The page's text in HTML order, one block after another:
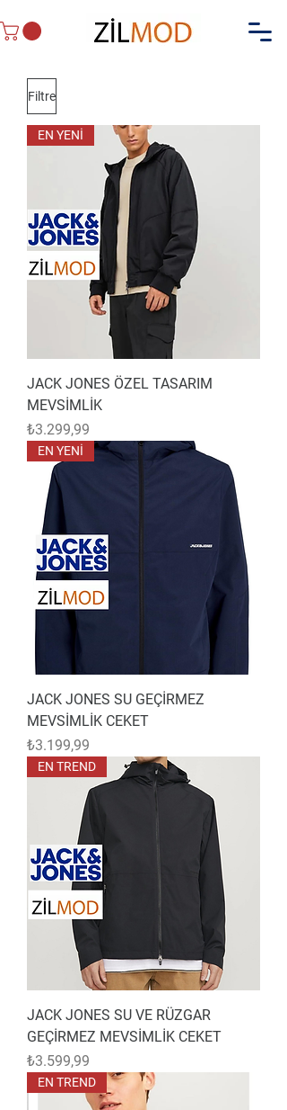
Filtre
EN YENİ
JACK JONES ÖZEL TASARIM
MEVSİMLİK
Fiyat
₺3.299,99
EN YENİ
JACK JONES SU GEÇİRMEZ
MEVSİMLİK CEKET
Fiyat
₺3.199,99
EN TREND
JACK JONES SU VE RÜZGAR
GEÇİRMEZ MEVSİMLİK CEKET
Fiyat
₺3.599,99
EN TREND